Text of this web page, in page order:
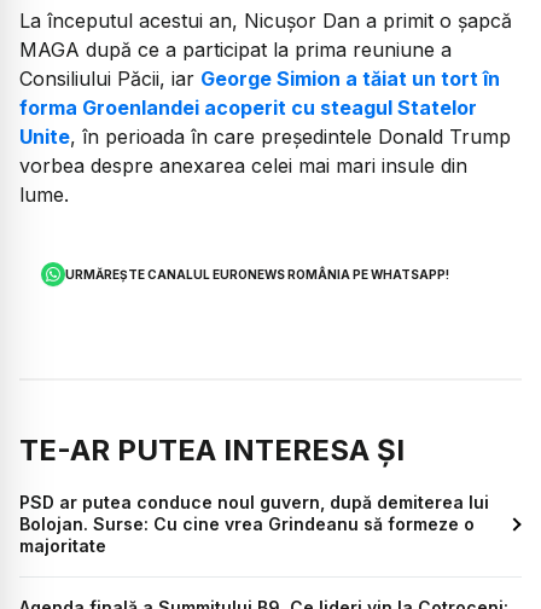
La începutul acestui an, Nicușor Dan a primit o șapcă
MAGA după ce a participat la prima reuniune a
Consiliului Păcii, iar George Simion a tăiat un tort în
forma Groenlandei acoperit cu steagul Statelor
Unite, în perioada în care președintele Donald Trump
vorbea despre anexarea celei mai mari insule din
lume.
URMĂREȘTE CANALUL EURONEWS ROMÂNIA PE WHATSAPP!
TE-AR PUTEA INTERESA ȘI
PSD ar putea conduce noul guvern, după demiterea lui
Bolojan. Surse: Cu cine vrea Grindeanu să formeze o
majoritate